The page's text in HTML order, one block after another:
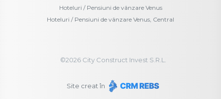
Hoteluri / Pensiuni de vânzare Venus
Hoteluri / Pensiuni de vânzare Venus, Central
©2026City Construct Invest S.R.L.
Site creat în